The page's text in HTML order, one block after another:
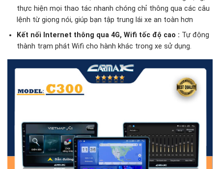
thực hiện mọi thao tác nhanh chóng chỉ thông qua các câu
lệnh từ giọng nói, giúp bạn tập trung lái xe an toàn hơn
Kết nối Internet thông qua 4G, Wifi tốc độ cao : Tự động
thành trạm phát Wifi cho hành khác trong xe sử dụng.